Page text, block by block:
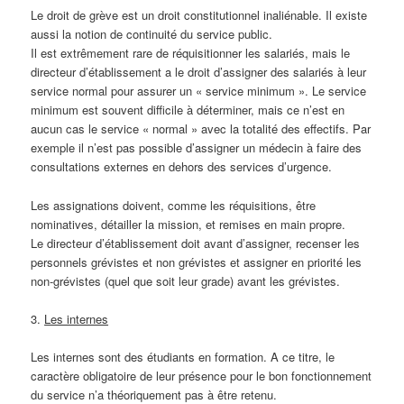
Le droit de grève est un droit constitutionnel inaliénable. Il existe
aussi la notion de continuité du service public.
Il est extrêmement rare de réquisitionner les salariés, mais le
directeur d’établissement a le droit d’assigner des salariés à leur
service normal pour assurer un « service minimum ». Le service
minimum est souvent difficile à déterminer, mais ce n’est en
aucun cas le service « normal » avec la totalité des effectifs. Par
exemple il n’est pas possible d’assigner un médecin à faire des
consultations externes en dehors des services d’urgence.
Les assignations doivent, comme les réquisitions, être
nominatives, détailler la mission, et remises en main propre.
Le directeur d’établissement doit avant d’assigner, recenser les
personnels grévistes et non grévistes et assigner en priorité les
non-grévistes (quel que soit leur grade) avant les grévistes.
3. Les internes
Les internes sont des étudiants en formation. A ce titre, le
caractère obligatoire de leur présence pour le bon fonctionnement
du service n’a théoriquement pas à être retenu.